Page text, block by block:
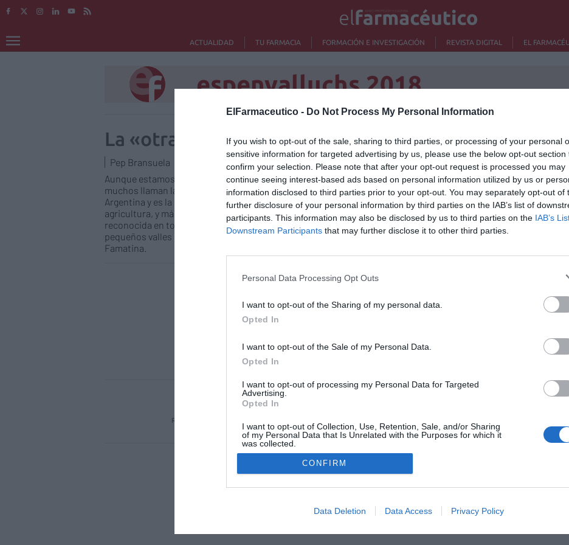
ElFarmaceutico - Do Not Process My Personal Information
If you wish to opt-out of the sale, sharing to third parties, or processing of your personal
sensitive information for targeted advertising by us, please use the below opt-out section
confirm your selection. Please note that after your opt-out request is processed you may
continue seeing interest-based ads based on personal information utilized by us or
information disclosed to third parties prior to your opt-out. You may separately opt-out of
further disclosure of your personal information by third parties on the IAB’s list of
participants. This information may also be disclosed by us to third parties on the IAB’s
Downstream Participants that may further disclose it to other third parties.
Personal Data Processing Opt Outs
I want to opt-out of the Sharing of my personal data.
Opted In
I want to opt-out of the Sale of my Personal Data.
Opted In
I want to opt-out of processing my Personal Data for Targeted
Advertising.
Opted In
I want to opt-out of Collection, Use, Retention, Sale, and/or Sharing
of my Personal Data that Is Unrelated with the Purposes for which it
was collected.
Opted Out
CONFIRM
Data Deletion Data Access Privacy Policy
ACTUALIDAD TU FARMACIA FORMACIÓN E INVESTIGACIÓN REVISTA DIGITAL EL
espenyalluchs 2018
La «otra» Rioja
Pep Bransuela
Aunque estamos muy acostumbrados a la Rioja española, en el mundo del vino existe la que
muchos llaman la «otra» Rioja. La provincia de La Rioja se encuentra en el noroeste de
Argentina y es la cuarta provincia menos poblada del país. Su principal fuente de ingresos es la
agricultura, y más concretamente el cultivo de la vid, consiguiendo una materia prima colosal,
reconocida en todo el país. En esta zona, la vitivinicultura está principalmente concentrada en
pequeños valles irrigados situados al oeste de la provincia entre las sierras de Velasco y
Famatina.
Lo más
No se han
TU FARMACIA
REGÍSTRATE
© 2026 Ediciones MAYO, S.A.U.